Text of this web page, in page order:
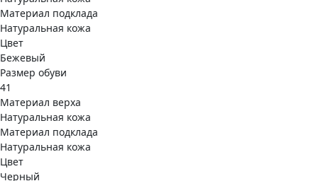
Материал подклада
Натуральная кожа
Цвет
Бежевый
Размер обуви
41
Материал верха
Натуральная кожа
Материал подклада
Натуральная кожа
Цвет
Черный